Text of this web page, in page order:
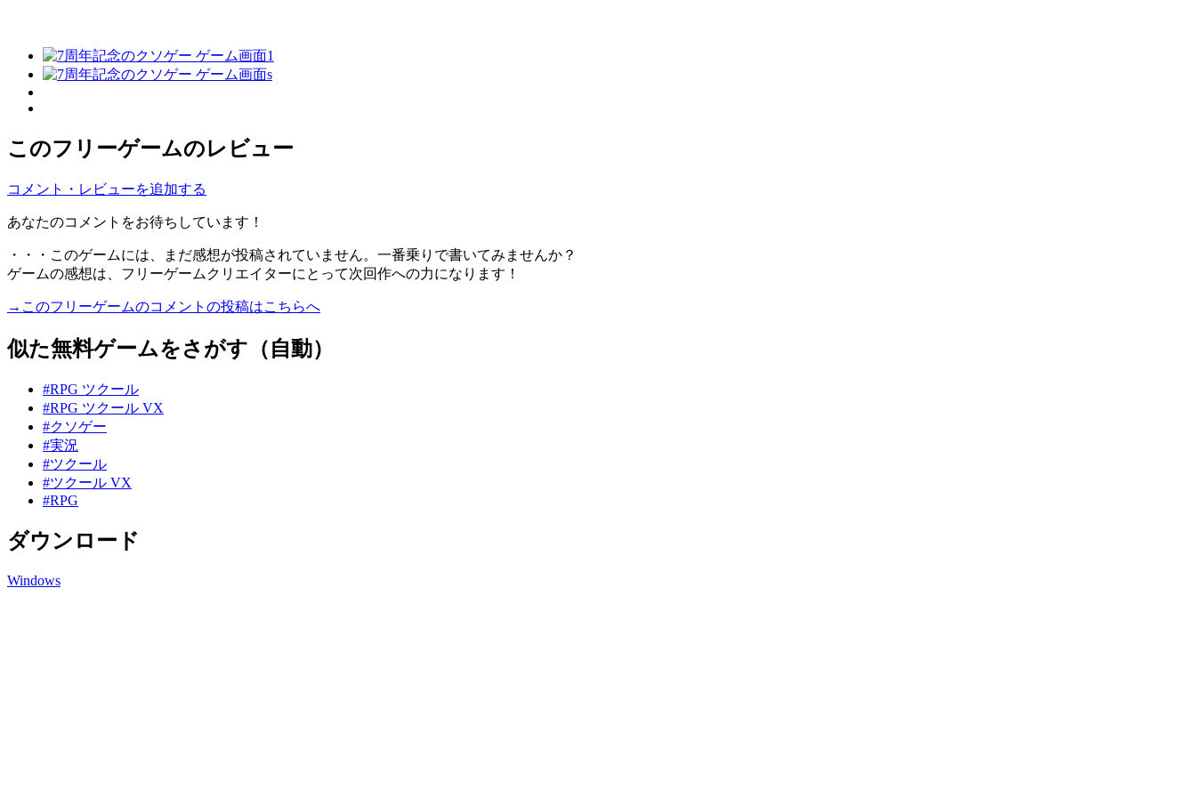
このフリーゲームのレビュー
コメント・レビューを追加する
あなたのコメントをお待ちしています！
・・・このゲームには、まだ感想が投稿されていません。一番乗りで書いてみませんか？
ゲームの感想は、フリーゲームクリエイターにとって次回作への力になります！
→このフリーゲームのコメントの投稿はこちらへ
似た無料ゲームをさがす（自動）
#RPG ツクール
#RPG ツクール VX
#クソゲー
#実況
#ツクール
#ツクール VX
#RPG
ダウンロード
Windows